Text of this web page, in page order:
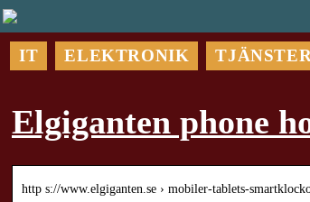
IT ELEKTRONIK TJÄNSTER
Elgiganten phone
http s://www.elgiganten.se › mobiler-tablets-